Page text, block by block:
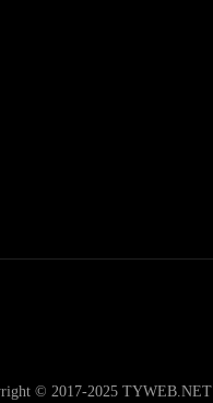
© 2017-2025 TYWEB.NET